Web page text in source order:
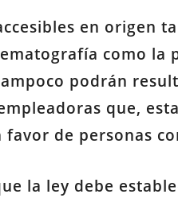
en origen
como la
podrán
que,
de personas
la ley debe